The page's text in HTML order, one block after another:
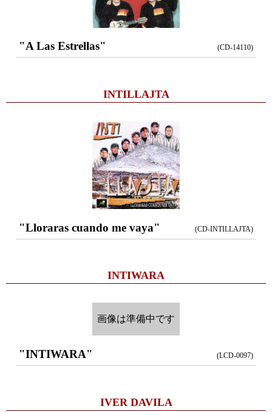
"A Las Estrellas" (CD-14110)
INTILLAJTA
"Lloraras cuando me vaya" (CD-INTILLAJTA)
INTIWARA
画像は準備中です
"INTIWARA" (LCD-0097)
IVER DAVILA